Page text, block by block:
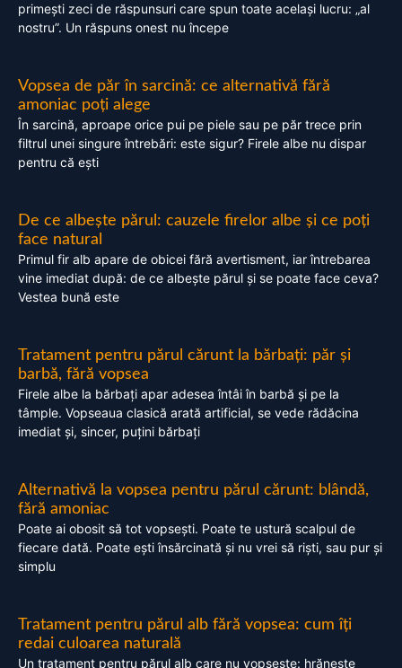
primești zeci de răspunsuri care spun toate același lucru: „al
nostru”. Un răspuns onest nu începe
Vopsea de păr în sarcină: ce alternativă fără
amoniac poți alege
În sarcină, aproape orice pui pe piele sau pe păr trece prin
filtrul unei singure întrebări: este sigur? Firele albe nu dispar
pentru că ești
De ce albește părul: cauzele firelor albe și ce poți
face natural
Primul fir alb apare de obicei fără avertisment, iar întrebarea
vine imediat după: de ce albește părul și se poate face ceva?
Vestea bună este
Tratament pentru părul cărunt la bărbați: păr și
barbă, fără vopsea
Firele albe la bărbați apar adesea întâi în barbă și pe la
tâmple. Vopseaua clasică arată artificial, se vede rădăcina
imediat și, sincer, puțini bărbați
Alternativă la vopsea pentru părul cărunt: blândă,
fără amoniac
Poate ai obosit să tot vopsești. Poate te ustură scalpul de
fiecare dată. Poate ești însărcinată și nu vrei să riști, sau pur și
simplu
Tratament pentru părul alb fără vopsea: cum îți
redai culoarea naturală
Un tratament pentru părul alb care nu vopsește: hrănește